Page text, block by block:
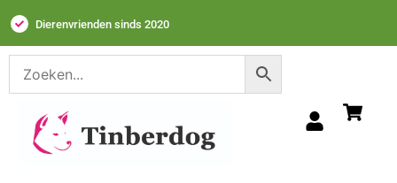
Dierenvrienden sinds 2020